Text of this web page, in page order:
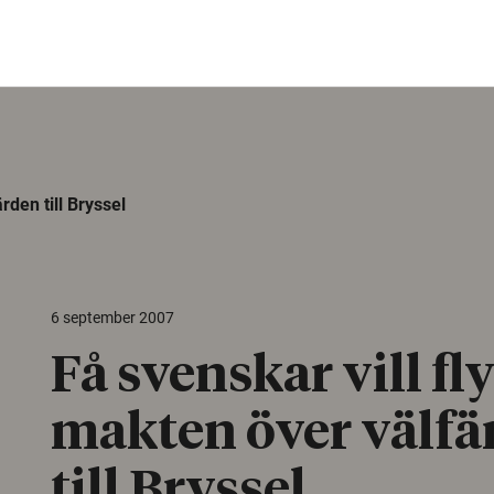
till Bryssel
6 september 2007
Få svenskar vill
makten över